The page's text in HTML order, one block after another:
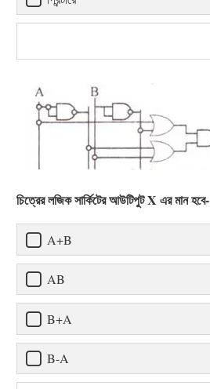
চিত্রের লজিক সার্কিটের আউটিপুট X এর মান হবে-
A+B
AB
B+A
B-A